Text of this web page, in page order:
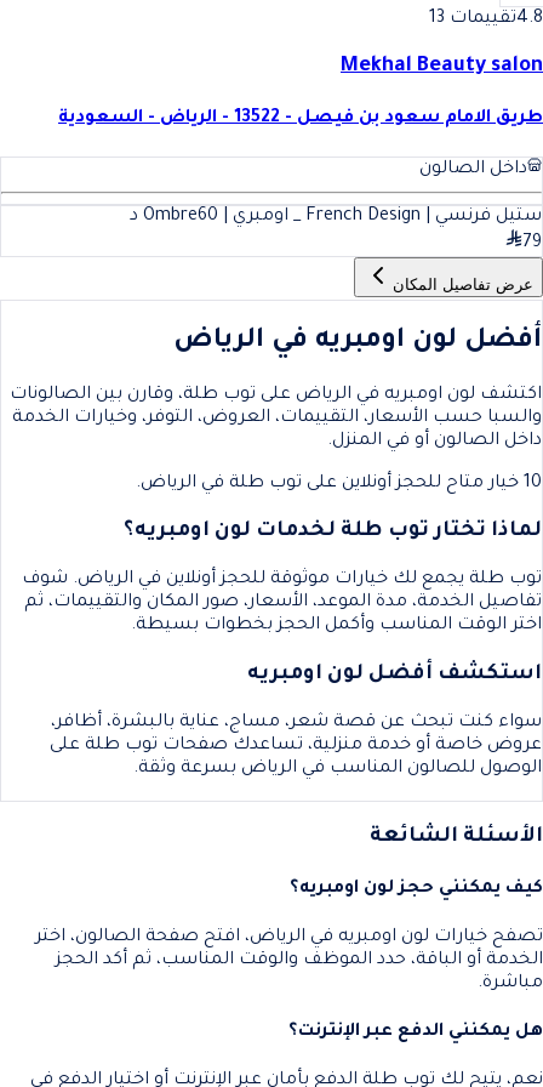
4.8تقييمات 13
Mekhal Beauty salon
طريق الامام سعود بن فيصل - 13522 - الرياض - السعودية
داخل الصالون
ستيل فرنسي | French Design _ اومبري | Ombre 60
د
79
عرض تفاصيل المكان
أفضل لون اومبريه في الرياض
اكتشف لون اومبريه في الرياض على توب طلة، وقارن بين الصالونات
والسبا حسب الأسعار، التقييمات، العروض، التوفر، وخيارات الخدمة
داخل الصالون أو في المنزل.
10 خيار متاح للحجز أونلاين على توب طلة في الرياض.
لماذا تختار توب طلة لخدمات لون اومبريه؟
توب طلة يجمع لك خيارات موثوقة للحجز أونلاين في الرياض. شوف
تفاصيل الخدمة، مدة الموعد، الأسعار، صور المكان والتقييمات، ثم
اختر الوقت المناسب وأكمل الحجز بخطوات بسيطة.
استكشف أفضل لون اومبريه
سواء كنت تبحث عن قصة شعر، مساج، عناية بالبشرة، أظافر،
عروض خاصة أو خدمة منزلية، تساعدك صفحات توب طلة على
الوصول للصالون المناسب في الرياض بسرعة وثقة.
الأسئلة الشائعة
كيف يمكنني حجز لون اومبريه؟
تصفح خيارات لون اومبريه في الرياض، افتح صفحة الصالون، اختر
الخدمة أو الباقة، حدد الموظف والوقت المناسب، ثم أكد الحجز
مباشرة.
هل يمكنني الدفع عبر الإنترنت؟
نعم، يتيح لك توب طلة الدفع بأمان عبر الإنترنت أو اختيار الدفع في